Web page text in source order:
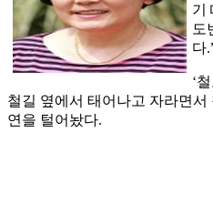
기
도
다
‘
철길 옆에서 태어나고 자라면
연을 털어놨다.